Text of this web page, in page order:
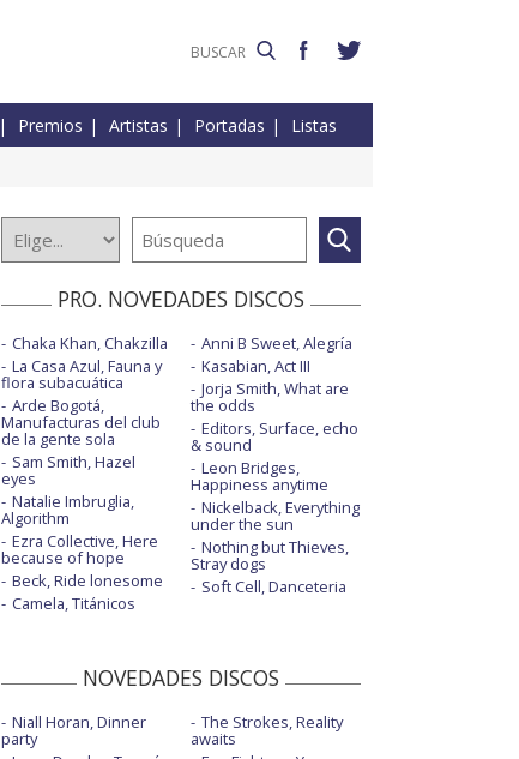
Premios Artistas Portadas Listas
PRO. NOVEDADES DISCOS
Chaka Khan, Chakzilla
La Casa Azul, Fauna y
flora subacuática
Arde Bogotá,
Manufacturas del club
de la gente sola
Sam Smith, Hazel
eyes
Natalie Imbruglia,
Algorithm
Ezra Collective, Here
because of hope
Beck, Ride lonesome
Camela, Titánicos
Anni B Sweet, Alegría
Kasabian, Act III
Jorja Smith, What are
the odds
Editors, Surface, echo
& sound
Leon Bridges,
Happiness anytime
Nickelback, Everything
under the sun
Nothing but Thieves,
Stray dogs
Soft Cell, Danceteria
NOVEDADES DISCOS
Niall Horan, Dinner
party
The Strokes, Reality
awaits